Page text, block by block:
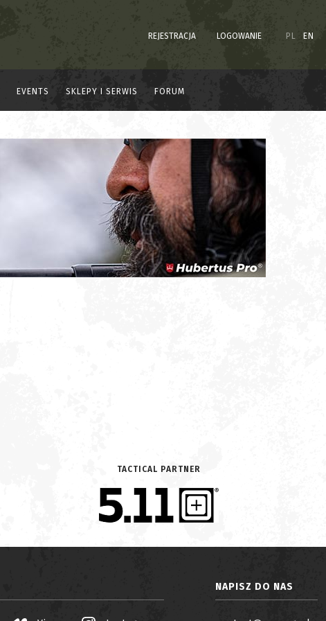
REJESTRACJA LOGOWANIE PL EN
EVENTS SKLEPY I SERWIS FORUM
TACTICAL PARTNER
NAPISZ DO NAS